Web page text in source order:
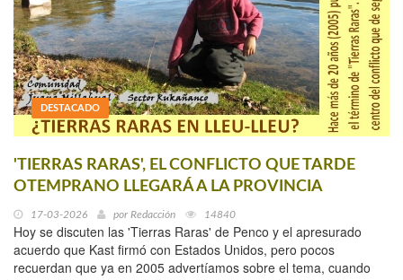
DESTACADO
'TIERRAS RARAS', EL CONFLICTO QUE TARDE
OTEMPRANO LLEGARÁ A LA PROVINCIA
17-03-2026 por Redacción 14840
Hoy se discuten las 'Tierras Raras' de Penco y el apresurado
acuerdo que Kast firmó con Estados Unidos, pero pocos
recuerdan que ya en 2005 advertíamos sobre el tema, cuando